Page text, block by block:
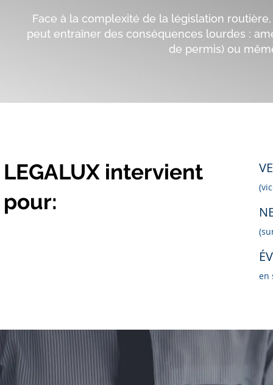
Face à la complexité de la législation
peut entraîner des conséquences lourdes :
de permis) ou
LEGALUX intervient
pour:
en